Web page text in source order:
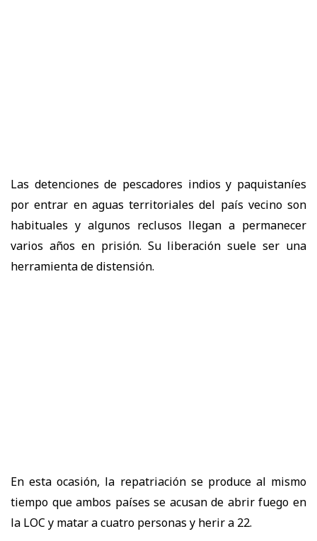
Las detenciones de pescadores indios y paquistaníes
por entrar en aguas territoriales del país vecino son
habituales y algunos reclusos llegan a permanecer
varios años en prisión. Su liberación suele ser una
herramienta de distensión.
En esta ocasión, la repatriación se produce al mismo
tiempo que ambos países se acusan de abrir fuego en
la LOC y matar a cuatro personas y herir a 22.